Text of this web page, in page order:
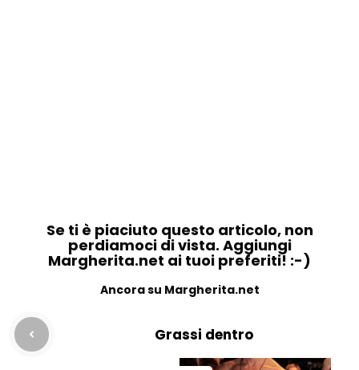
Se ti è piaciuto questo articolo, non
perdiamoci di vista. Aggiungi
Margherita.net ai tuoi preferiti! :-)
Ancora su Margherita.net
Grassi dentro